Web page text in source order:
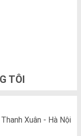
TÔI
Xuân - Hà Nội